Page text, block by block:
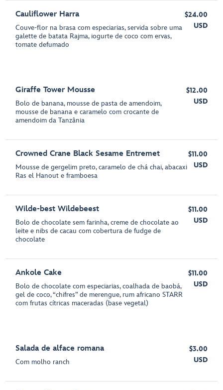
Cauliflower Harra
Couve-flor na brasa com especiarias, servida sobre uma
galette de batata Rajma, iogurte de coco com ervas,
tomate defumado
$24.00
USD
Giraffe Tower Mousse
Bolo de banana, mousse de pasta de amendoim,
mousse de banana e caramelo com crocante de
amendoim da Tanzânia
$12.00
USD
Crowned Crane Black Sesame Entremet
Mousse de gergelim preto, caramelo de chá chai, abacaxi
Ras el Hanout e framboesa
$11.00
USD
Wilde-best Wildebeest
Bolo de chocolate sem farinha, creme de chocolate ao
leite e nibs de cacau com cobertura de fudge de
chocolate
$11.00
USD
Ankole Cake
Bolo de chocolate com especiarias, coalhada de baobá,
gel de coco, “chifres” de merengue, rum africano STARR
com frutas cítricas maceradas (base vegetal)
$11.00
USD
Salada de alface romana
Com molho ranch
$3.00
USD